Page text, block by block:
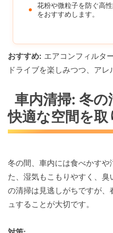
花粉や微粒子を防ぐ高
をおすすめします。
おすすめ: エアコンフィルタ
ドライブを楽しみつつ、アレ
車内清掃: 冬
快適な空間を取
冬の間、車内には食べかすや
た、湿気もこもりやすく、
の清掃は見逃しがちですが
ュすることが大切です。